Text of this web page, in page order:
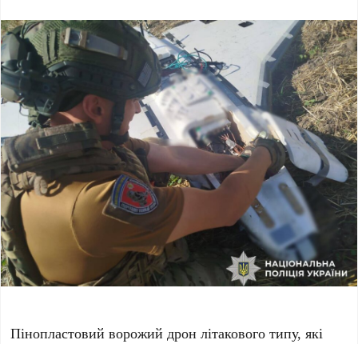
Пінопластовий ворожий дрон літакового типу, які